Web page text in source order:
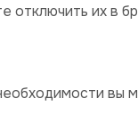
отключить их в
вы